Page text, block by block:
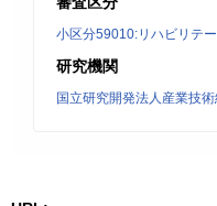
小区分59010:リハビリテ
研究機関
国立研究開発法人産業技